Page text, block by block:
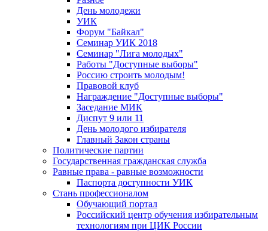
День молодежи
УИК
Форум "Байкал"
Семинар УИК 2018
Семинар "Лига молодых"
Работы "Доступные выборы"
Россию строить молодым!
Правовой клуб
Награждение "Доступные выборы"
Заседание МИК
Диспут 9 или 11
День молодого избирателя
Главный Закон страны
Политические партии
Государственная гражданская служба
Равные права - равные возможности
Паспорта доступности УИК
Стань профессионалом
Обучающий портал
Российский центр обучения избирательным
технологиям при ЦИК России